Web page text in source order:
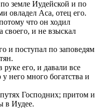
земле Иудейской и по
овладел Аса, отец его.
что он ходил
и не взыскал
и поступал по заповедям
его, и давали все
него много богатства и
Господних; притом и
в Иудее.